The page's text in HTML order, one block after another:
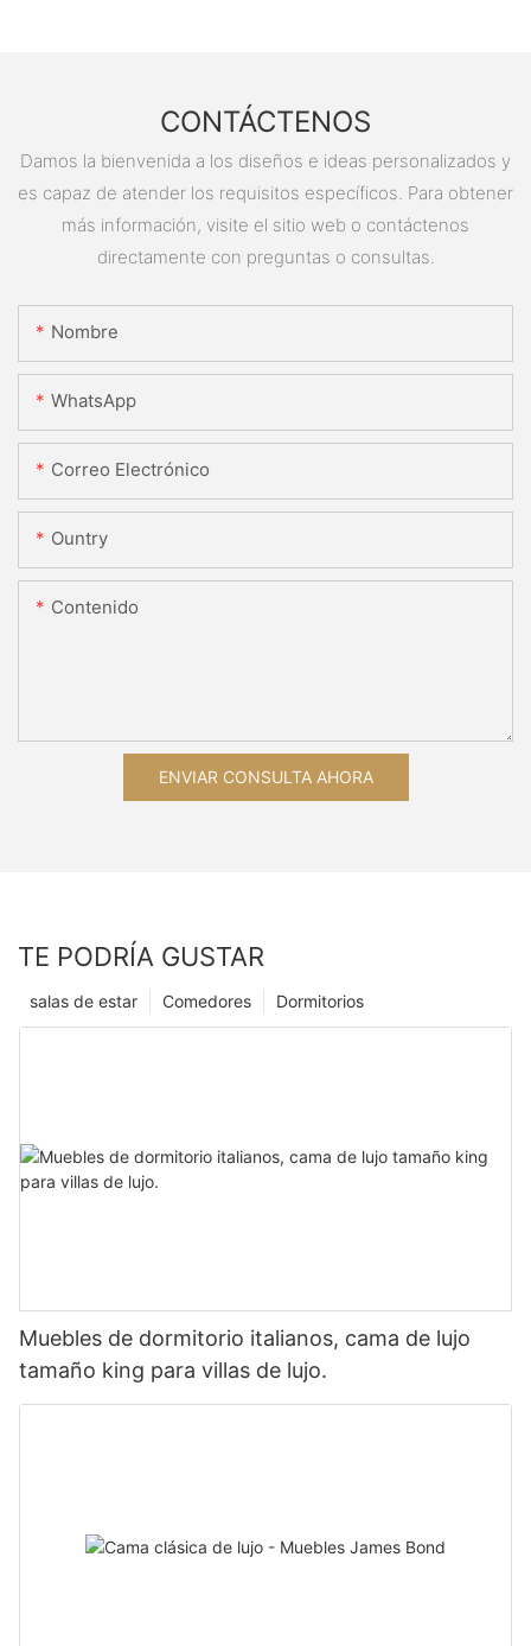
CONTÁCTENOS
Damos la bienvenida a los diseños e ideas personalizados y
es capaz de atender los requisitos específicos. Para obtener
más información, visite el sitio web o contáctenos
directamente con preguntas o consultas.
Nombre
WhatsApp
Correo Electrónico
Ountry
Contenido
ENVIAR CONSULTA AHORA
TE PODRÍA GUSTAR
Dormitorios
Comedores
salas de estar
Muebles de dormitorio italianos, cama de lujo
tamaño king para villas de lujo.